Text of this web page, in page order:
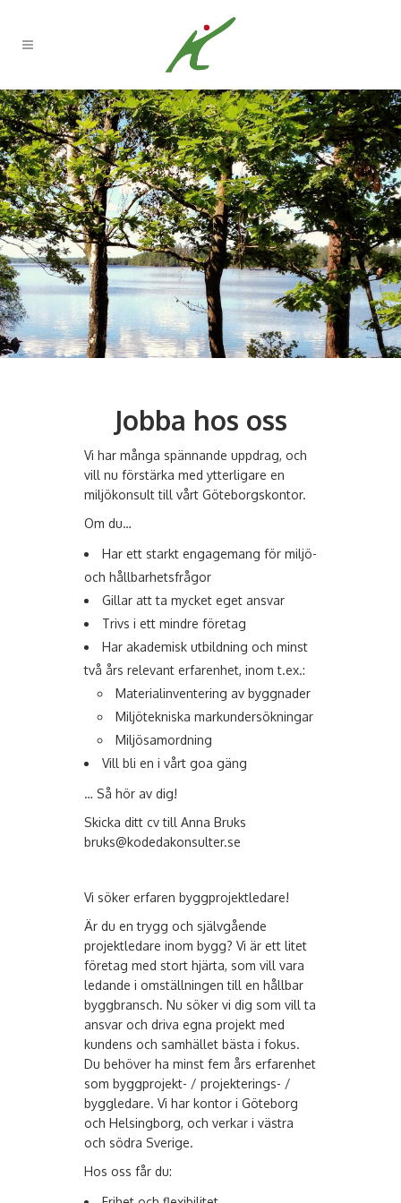
Jobba hos oss
Vi har många spännande uppdrag, och
vill nu förstärka med ytterligare en
miljökonsult till vårt Göteborgskontor.
Om du…
Har ett starkt engagemang för miljö-
och hållbarhetsfrågor
Gillar att ta mycket eget ansvar
Trivs i ett mindre företag
Har akademisk utbildning och minst
två års relevant erfarenhet, inom t.ex.:
Materialinventering av byggnader
Miljötekniska markundersökningar
Miljösamordning
Vill bli en i vårt goa gäng
… Så hör av dig!
Skicka ditt cv till Anna Bruks
bruks@kodedakonsulter.se
Vi söker erfaren byggprojektledare!
Är du en trygg och självgående
projektledare inom bygg? Vi är ett litet
företag med stort hjärta, som vill vara
ledande i omställningen till en hållbar
byggbransch. Nu söker vi dig som vill ta
ansvar och driva egna projekt med
kundens och samhället bästa i fokus.
Du behöver ha minst fem års erfarenhet
som byggprojekt- / projekterings- /
byggledare. Vi har kontor i Göteborg
och Helsingborg, och verkar i västra
och södra Sverige.
Hos oss får du: